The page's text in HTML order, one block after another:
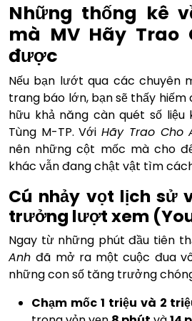
Những thống kê
mà MV Hãy Trao
được
Nếu bạn lướt qua các chuyên
trang báo lớn, bạn sẽ thấy hiếm
hữu khả năng càn quét số liệu
Tùng M-TP. VớiHãy Trao Cho
nên những cột mốc mà cho
khác vẫn đang chật vật tìm
Cú nhảy vọt lịch sử
trưởng lượt xem
Ngay từ những phút đầu tiên
Anhđã mở ra một cuộc đua
những con số tăng trưởng
Chạm mốc 1 triệu và 2